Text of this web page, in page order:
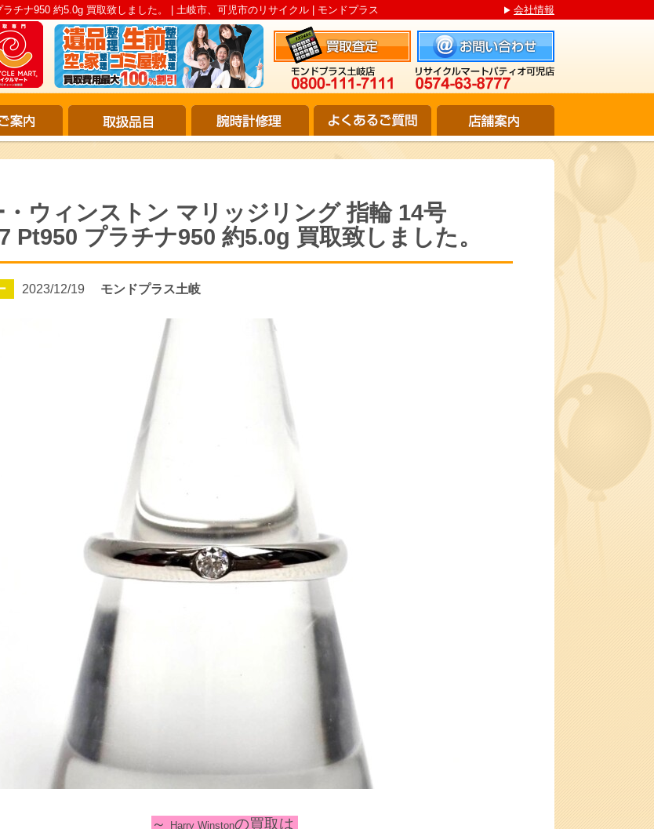
チナ950 約5.0g 買取致しました。 | 土岐市、可児市のリサイクル | モンドプラス 会社情報
ウィンストン マリッジリング 指輪 14号
Pt950 プラチナ950 約5.0g 買取致しました。
2023/12/19 モンドプラス土岐
～ Harry Winstonの買取は